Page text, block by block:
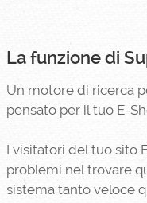
La funzione di
Un motore di ricerca
pensato per il tuo E-
I visitatori del tuo sito
problemi nel trovare
sistema tanto veloce